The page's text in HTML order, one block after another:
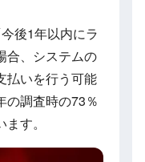
後1年以内にラ
合、システムの
払いを行う可能
の調査時の73％
す。